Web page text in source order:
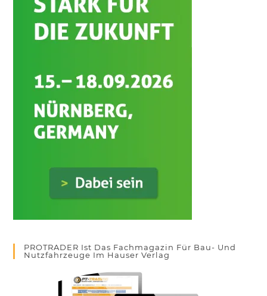
PROTRADER Ist Das Fachmagazin Für Bau- Und
Nutzfahrzeuge Im Hauser Verlag